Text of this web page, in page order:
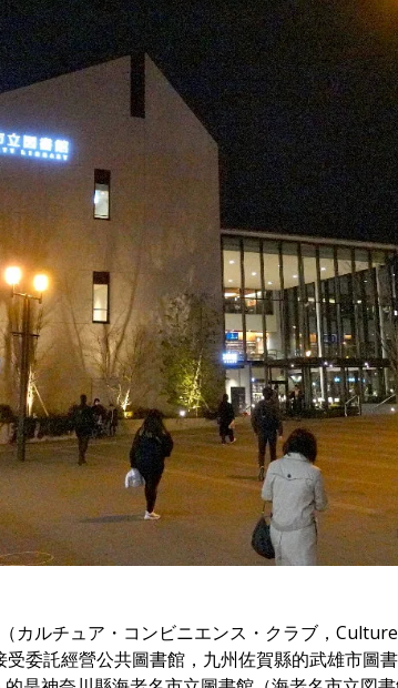
カルチュア・コンビニエンス・クラブ，
委託經營公共圖書館，九州佐賀縣的武雄市圖